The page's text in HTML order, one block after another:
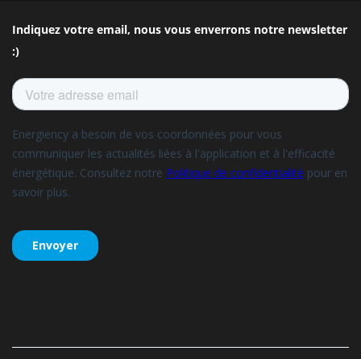
Indiquez votre email, nous vous enverrons notre newsletter
:)